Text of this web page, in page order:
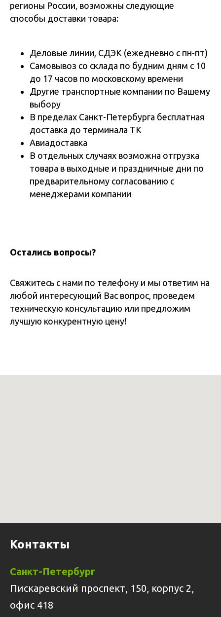
регионы России, возможны следующие
способы доставки товара:
Деловые линии, СДЭК (ежедневно с пн-пт)
Самовывоз со склада по будним дням с 10
до 17 часов по московскому времени
Другие транспортные компании по Вашему
выбору
В пределах Санкт-Петербурга бесплатная
доставка до терминала ТК
Авиадоставка
В отдельных случаях возможна отгрузка
товара в выходные и праздничные дни по
предварительному согласованию с
менеджерами компании
Остались вопросы?
Свяжитесь с нами по телефону и мы ответим на
любой интересующий Вас вопрос, проведем
техническую консультацию или предложим
лучшую конкурентную цену!
Контакты
Санкт-Петербург
Пискаревский проспект, 150, корпус 2,
офис 418